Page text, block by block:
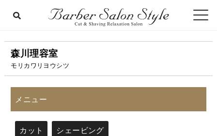
森川理容室
モリカワリヨウシツ
メニュー
カット シェービング